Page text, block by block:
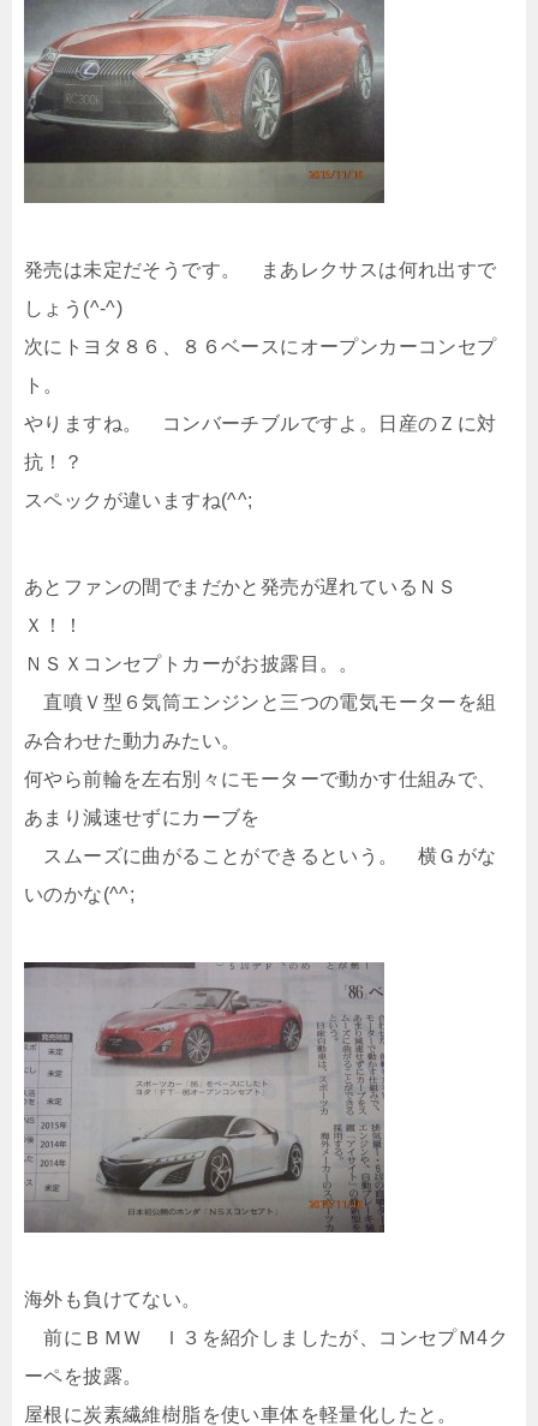
発売は未定だそうです。 まあレクサスは何れ出すで
しょう(^-^)
次にトヨタ８６、８６ベースにオープンカーコンセプ
ト。
やりますね。 コンバーチブルですよ。日産のＺに対
抗！？
スペックが違いますね(^^;
あとファンの間でまだかと発売が遅れているＮＳ
Ｘ！！
ＮＳＸコンセプトカーがお披露目。。
直噴Ｖ型６気筒エンジンと三つの電気モーターを組
み合わせた動力みたい。
何やら前輪を左右別々にモーターで動かす仕組みで、
あまり減速せずにカーブを
スムーズに曲がることができるという。 横Ｇがな
いのかな(^^;
海外も負けてない。
前にＢＭＷ Ｉ３を紹介しましたが、コンセプＭ4ク
ーペを披露。
屋根に炭素繊維樹脂を使い車体を軽量化したと。